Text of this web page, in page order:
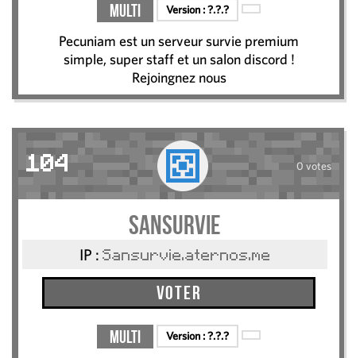
Multi Version :?.?.?
Pecuniam est un serveur survie premium
simple, super staff et un salon discord !
Rejoingnez nous
104 0 votes
Sansurvie
IP : Sansurvie.aternos.me
Voter
Multi Version :?.?.?